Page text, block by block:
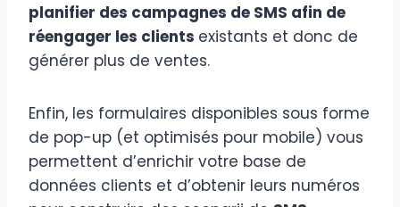
planifier des campagnes de SMS afin de
réengager les clients existants et donc de
générer plus de ventes.
Enfin, les formulaires disponibles sous forme
de pop-up (et optimisés pour mobile) vous
permettent d’enrichir votre base de
données clients et d’obtenir leurs numéros